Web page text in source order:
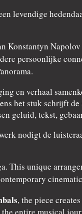
levendige
Konstantyn
persoonlijke
en verhaal
het stuk schrijft
geluid, tekst,
nodigt de
This unique
, the piece